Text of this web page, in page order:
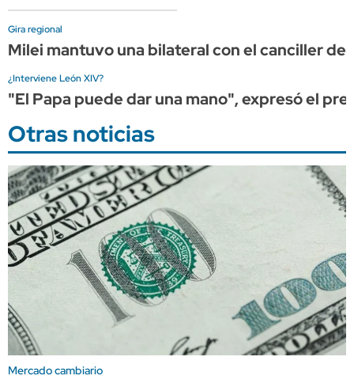
Gira regional
Milei mantuvo una bilateral con el canciller de
¿Interviene León XIV?
"El Papa puede dar una mano", expresó el
Otras noticias
Mercado cambiario